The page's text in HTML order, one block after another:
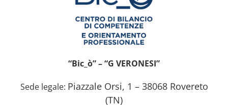
“Bic_ò” – “G VERONESI”
Sede legale: Piazzale Orsi, 1 – 38068 Rovereto
(TN)